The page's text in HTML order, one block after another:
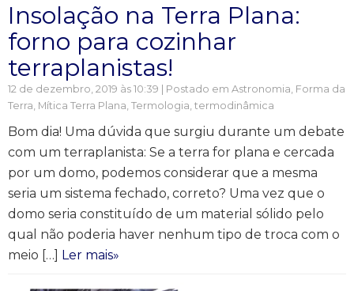
Insolação na Terra Plana:
forno para cozinhar
terraplanistas!
12 de dezembro, 2019 às 10:39 | Postado em Astronomia, Forma da
Terra, Mítica Terra Plana, Termologia, termodinâmica
Bom dia! Uma dúvida que surgiu durante um debate
com um terraplanista: Se a terra for plana e cercada
por um domo, podemos considerar que a mesma
seria um sistema fechado, correto? Uma vez que o
domo seria constituído de um material sólido pelo
qual não poderia haver nenhum tipo de troca com o
meio […] Ler mais»